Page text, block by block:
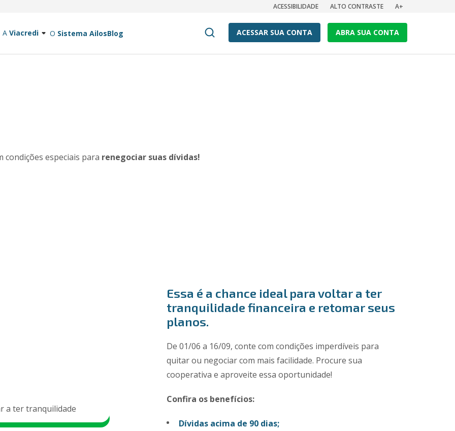
ACESSIBILIDADE ALTO CONTRASTE A+
A Viacredi O Sistema AilosBlog ACESSAR SUA CONTA ABRA SUA CONTA
especiais para renegociar suas dívidas!
Essa é a chance ideal para voltar a ter
tranquilidade financeira e retomar seus
planos.
De 01/06 a 16/09, conte com condições imperdíveis para
quitar ou negociar com mais facilidade. Procure sua
cooperativa e aproveite essa oportunidade!
Confira os benefícios:
Dívidas acima de 90 dias;